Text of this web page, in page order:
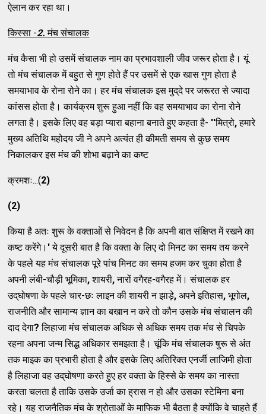
ऐलान कर रहा था।
किस्‍सा -2.मंच संचालक
मंच कैसा भी हो उसमें संचालक नाम का प्रभावशाली जीव जरूर होता है। यूं
तो मंच संचालक में बहुत से गुण होते हैं पर उसमें से एक खास गुण होता है
समयाभाव के रोना रोने का। हर मंच संचालक इस मुद्‌दे पर जरूरत से ज्‍यादा
कांसस होता है। कार्यक्रम शुरू हुआ नहीं कि वह समयाभाव का रोना रोने
लगता है। इसके लिए वह बड़ा प्‍यारा बहाना बनाते हुए कहता है- ''मित्रो,हमारे
मुख्‍य अतिथि महोदय जी ने अपने अत्‍यंत ही कीमती समय से कुछ समय
निकालकर इस मंच की शोभा बढ़ाने का कष्‍ट
क्रमशः...(2)
(2)
किया है अतः शुरू के वक्‍ताओं से निवेदन है कि अपनी बात संक्षिप्‍त में रखने का
कष्‍ट करेंगे। 'ये दूसरी बात है कि वक्‍ता के लिए दो मिनट का समय तय करने
के पहले यह मंच संचालक पूरे पांच मिनट का समय हजम कर चुका होता है
अपनी लंबी-चौड़ी भूमिका,शायरी,नारों वगैरह-वगैरह में। संचालक हर
उद्‌घोषणा के पहले चार-छः लाइन की शायरी न झाड़े,अपने इतिहास,भूगोल,
राजनीति और सामान्‍य ज्ञान का बखान न करे तो कौन उसके मंच संचालन की
दाद देगा?लिहाजा मंच संचालक अधिक से अधिक समय तक मंच से चिपके
रहना अपना जन्‍म सिद्ध अधिकार समझता है। चूंकि मंच संचालक षुरू से अंत
तक माइक का प्रभारी होता है और इसके लिए अतिरिक्‍त एनर्जी लाजिमी होता
है लिहाजा वह उद्‌घोषणा करते हुए हर वक्‍ता के हिस्‍से के समय का नास्‍ता
करता चलता है ताकि उसके उर्जा का ह्रास न हो और उसका स्‍टेमिना बना
रहे। यह राजनैतिक मंच के श्रोताओं के माफिक भी बैठता है क्‍योंकि वे चाहते हैं